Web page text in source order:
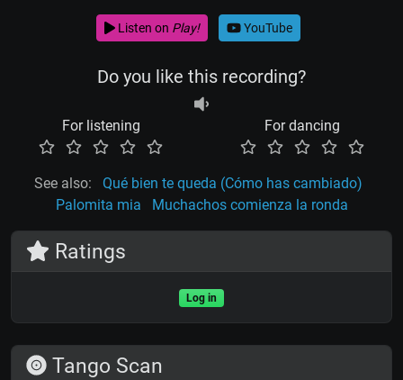
Listen on Play! YouTube
Do you like this recording?
For listening For dancing
See also:
Qué bien te queda (Cómo has cambiado)
Palomita mia
Muchachos comienza la ronda
Ratings
Log in
Tango Scan